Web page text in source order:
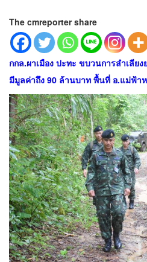
The cmreporter share
กกล.ผาเมือง ปะทะ ขบวนการลำเลีย
มีมูลค่าถึง 90 ล้านบาท พื้นที่ อ.แม่ฟ้าห